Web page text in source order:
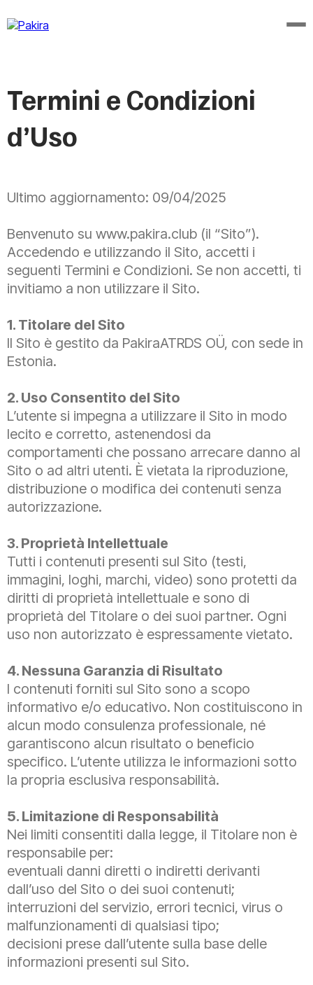
Termini e Condizioni
d’Uso
Ultimo aggiornamento: 09/04/2025
Benvenuto su www.pakira.club (il “Sito”).
Accedendo e utilizzando il Sito, accetti i
seguenti Termini e Condizioni. Se non accetti, ti
invitiamo a non utilizzare il Sito.
1. Titolare del Sito
Il Sito è gestito da PakiraATRDS OÜ, con sede in
Estonia.
2. Uso Consentito del Sito
L’utente si impegna a utilizzare il Sito in modo
lecito e corretto, astenendosi da
comportamenti che possano arrecare danno al
Sito o ad altri utenti. È vietata la riproduzione,
distribuzione o modifica dei contenuti senza
autorizzazione.
3. Proprietà Intellettuale
Tutti i contenuti presenti sul Sito (testi,
immagini, loghi, marchi, video) sono protetti da
diritti di proprietà intellettuale e sono di
proprietà del Titolare o dei suoi partner. Ogni
uso non autorizzato è espressamente vietato.
4. Nessuna Garanzia di Risultato
I contenuti forniti sul Sito sono a scopo
informativo e/o educativo. Non costituiscono in
alcun modo consulenza professionale, né
garantiscono alcun risultato o beneficio
specifico. L’utente utilizza le informazioni sotto
la propria esclusiva responsabilità.
5. Limitazione di Responsabilità
Nei limiti consentiti dalla legge, il Titolare non è
responsabile per:
eventuali danni diretti o indiretti derivanti
dall’uso del Sito o dei suoi contenuti;
interruzioni del servizio, errori tecnici, virus o
malfunzionamenti di qualsiasi tipo;
decisioni prese dall’utente sulla base delle
informazioni presenti sul Sito.